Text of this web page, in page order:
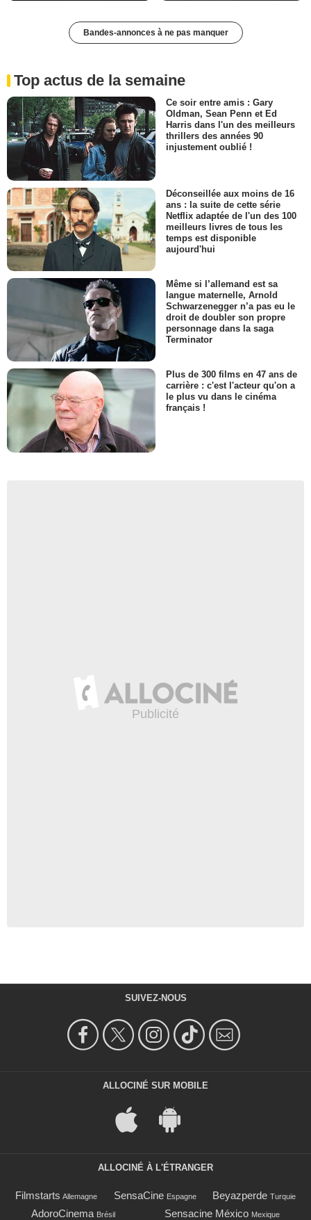
Bandes-annonces à ne pas manquer
Top actus de la semaine
Ce soir entre amis : Gary
Oldman, Sean Penn et Ed
Harris dans l'un des meilleurs
thrillers des années 90
injustement oublié !
Déconseillée aux moins de 16
ans : la suite de cette série
Netflix adaptée de l'un des 100
meilleurs livres de tous les
temps est disponible
aujourd'hui
Même si l’allemand est sa
langue maternelle, Arnold
Schwarzenegger n’a pas eu le
droit de doubler son propre
personnage dans la saga
Terminator
Plus de 300 films en 47 ans de
carrière : c'est l'acteur qu'on a
le plus vu dans le cinéma
français !
SUIVEZ-NOUS
ALLOCINÉ SUR MOBILE
ALLOCINÉ À L'ÉTRANGER
Filmstarts Allemagne SensaCine Espagne Beyazperde Turquie
AdoroCinema Brésil Sensacine México Mexique